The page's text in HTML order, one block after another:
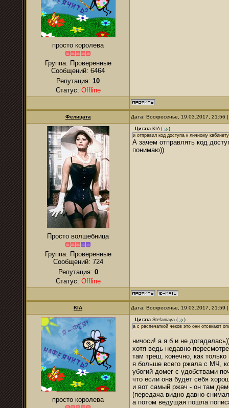
просто королева
Группа: Проверенные
Сообщений: 6464
Репутация: 10
Статус: Offline
Фелицата Дата: Воскресенье, 19.03.2017,
Просто волшебница
Группа: Проверенные
Сообщений: 724
Репутация: 0
Статус: Offline
Цитата KIA(
)
и отправил код доступа к личному
А зачем отправлять код
понимаю))
KIA Дата: Воскресенье, 19.03.2017,
просто королева
Цитата Stefaniaya (
)
а с распечаткой чеков это они отсекают
ничоси! а я б и не
хотя ведь недавно
там треш, конечно, как
я больше всего ржала с МЧ,
убогий домег с удобствами
что если она будет себя
и вот самый ржач - он там
(передача видно давно
а потом ведущая пошла